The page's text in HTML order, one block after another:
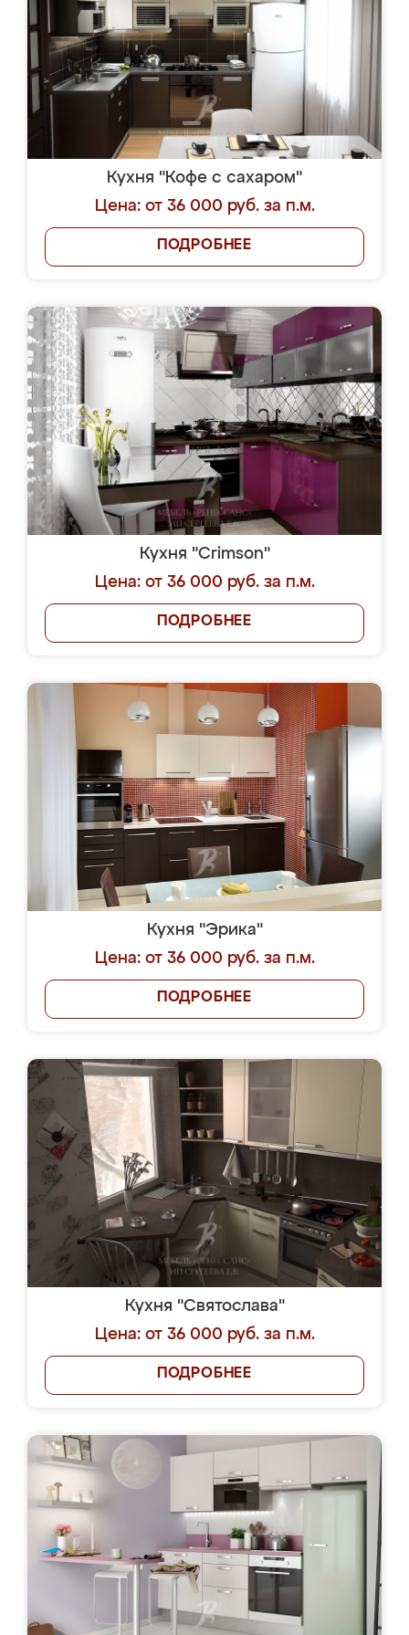
Кухня "Кофе с сахаром"
Цена: от 36 000 руб. за п.м.
ПОДРОБНЕЕ
Кухня "Crimson"
Цена: от 36 000 руб. за п.м.
ПОДРОБНЕЕ
Кухня "Эрика"
Цена: от 36 000 руб. за п.м.
ПОДРОБНЕЕ
Кухня "Святослава"
Цена: от 36 000 руб. за п.м.
ПОДРОБНЕЕ